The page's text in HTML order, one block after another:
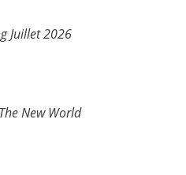
Juillet 2026
New World